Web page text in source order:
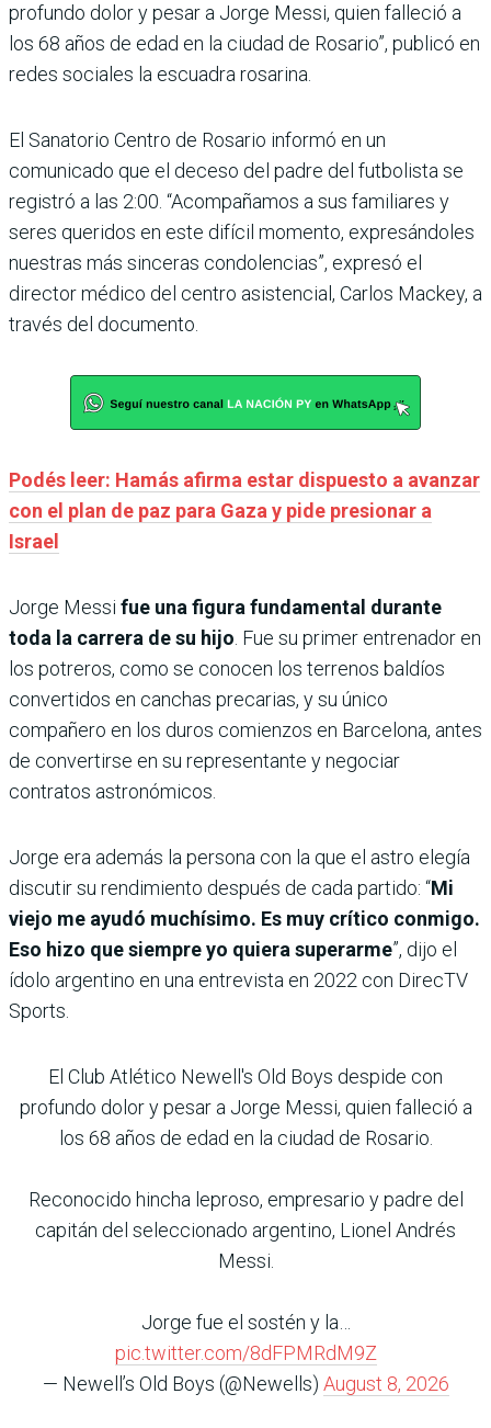
profundo dolor y pesar a Jorge Messi, quien falleció a
los 68 años de edad en la ciudad de Rosario”, publicó en
redes sociales la escuadra rosarina.
El Sanatorio Centro de Rosario informó en un
comunicado que el deceso del padre del futbolista se
registró a las 2:00. “Acompañamos a sus familiares y
seres queridos en este difícil momento, expresándoles
nuestras más sinceras condolencias”, expresó el
director médico del centro asistencial, Carlos Mackey, a
través del documento.
Podés leer: Hamás afirma estar dispuesto a avanzar
con el plan de paz para Gaza y pide presionar a
Israel
Jorge Messi fue una figura fundamental durante
toda la carrera de su hijo . Fue su primer entrenador en
los potreros, como se conocen los terrenos baldíos
convertidos en canchas precarias, y su único
compañero en los duros comienzos en Barcelona, antes
de convertirse en su representante y negociar
contratos astronómicos.
Jorge era además la persona con la que el astro elegía
discutir su rendimiento después de cada partido: “Mi
viejo me ayudó muchísimo. Es muy crítico conmigo.
Eso hizo que siempre yo quiera superarme”, dijo el
ídolo argentino en una entrevista en 2022 con DirecTV
Sports.
El Club Atlético Newell's Old Boys despide con
profundo dolor y pesar a Jorge Messi, quien falleció a
los 68 años de edad en la ciudad de Rosario.
Reconocido hincha leproso, empresario y padre del
capitán del seleccionado argentino, Lionel Andrés
Messi.
Jorge fue el sostén y la…
pic.twitter.com/8dFPMRdM9Z
— Newell’s Old Boys (@Newells) August 8, 2026